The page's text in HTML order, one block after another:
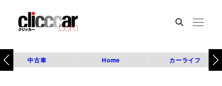
中古車 Home カーライフ